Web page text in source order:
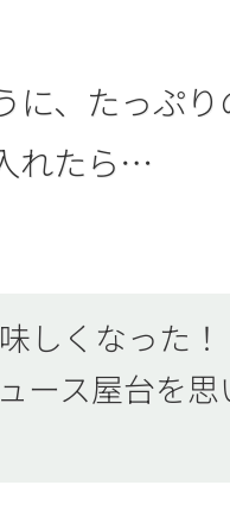
に、たっぷ
れたら…
しくなった
ース屋台を